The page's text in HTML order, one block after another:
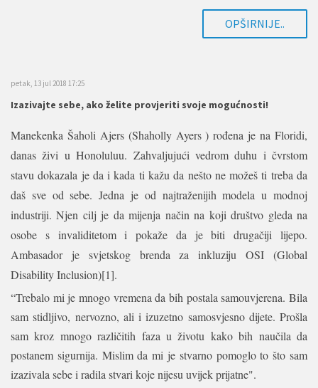
OPŠIRNIJE..
petak, 13 jul 2018 17:25
Izazivajte sebe, ako želite provjeriti svoje mogućnosti!
Manekenka Šaholi Ajers (Shaholly Ayers ) rođena je na Floridi,
danas živi u Honoluluu. Zahvaljujući vedrom duhu i čvrstom
stavu dokazala je da i kada ti kažu da nešto ne možeš ti treba da
daš sve od sebe. Jedna je od najtraženijih modela u modnoj
industriji. Njen cilj je da mijenja način na koji društvo gleda na
osobe s invaliditetom i pokaže da je biti drugačiji lijepo.
Ambasador je svjetskog brenda za inkluziju OSI (Global
Disability Inclusion)[1].
“Trebalo mi je mnogo vremena da bih postala samouvjerena. Bila
sam stidljivo, nervozno, ali i izuzetno samosvjesno dijete. Prošla
sam kroz mnogo različitih faza u životu kako bih naučila da
postanem sigurnija. Mislim da mi je stvarno pomoglo to što sam
izazivala sebe i radila stvari koje nijesu uvijek prijatne".